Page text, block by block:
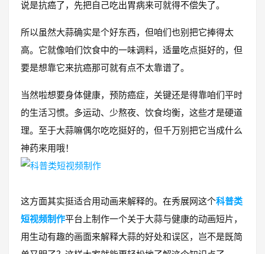
说是抗癌了，先把自己吃出胃病来可就得不偿失了。
所以虽然大蒜确实是个好东西，但咱们也别把它捧得太
高。它就像咱们饮食中的一味调料，适量吃点挺好的，但
要是想靠它来抗癌那可就有点不太靠谱了。
当然啦想要身体健康，预防癌症，关键还是得靠咱们平时
的生活习惯。多运动、少熬夜、饮食均衡，这些才是硬道
理。至于大蒜嘛偶尔吃吃挺好的，但千万别把它当成什么
神药来用哦！
这方面其实挺适合用动画来解释的。在秀展网这个科普类
短视频制作平台上制作一个关于大蒜与健康的动画短片，
用生动有趣的画面来解释大蒜的好处和误区，岂不是既简